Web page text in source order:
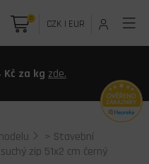
0 CZK| EUR
Kč za kg zde.
> Stavební
zip 51x2 cm černý